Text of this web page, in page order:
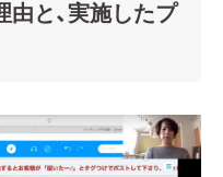
と、実施したプ